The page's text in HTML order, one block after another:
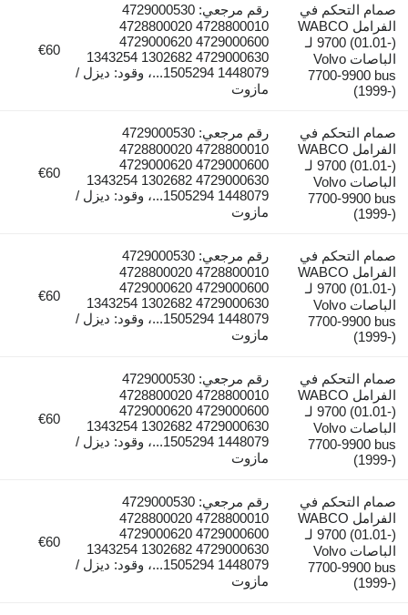
صمام التحكم في
الفرامل WABCO
9700 (01.01-) لـ
الباصات Volvo
7700-9900 bus
(1999-)
رقم مرجعي: 4729000530
4728800010 4728800020
4729000600 4729000620
4729000630 1302682 1343254
1448079 1505294...، وقود: ديزل /
مازوت
€60
صمام التحكم في
الفرامل WABCO
9700 (01.01-) لـ
الباصات Volvo
7700-9900 bus
(1999-)
رقم مرجعي: 4729000530
4728800010 4728800020
4729000600 4729000620
4729000630 1302682 1343254
1448079 1505294...، وقود: ديزل /
مازوت
€60
صمام التحكم في
الفرامل WABCO
9700 (01.01-) لـ
الباصات Volvo
7700-9900 bus
(1999-)
رقم مرجعي: 4729000530
4728800010 4728800020
4729000600 4729000620
4729000630 1302682 1343254
1448079 1505294...، وقود: ديزل /
مازوت
€60
صمام التحكم في
الفرامل WABCO
9700 (01.01-) لـ
الباصات Volvo
7700-9900 bus
(1999-)
رقم مرجعي: 4729000530
4728800010 4728800020
4729000600 4729000620
4729000630 1302682 1343254
1448079 1505294...، وقود: ديزل /
مازوت
€60
صمام التحكم في
الفرامل WABCO
9700 (01.01-) لـ
الباصات Volvo
7700-9900 bus
(1999-)
رقم مرجعي: 4729000530
4728800010 4728800020
4729000600 4729000620
4729000630 1302682 1343254
1448079 1505294...، وقود: ديزل /
مازوت
€60